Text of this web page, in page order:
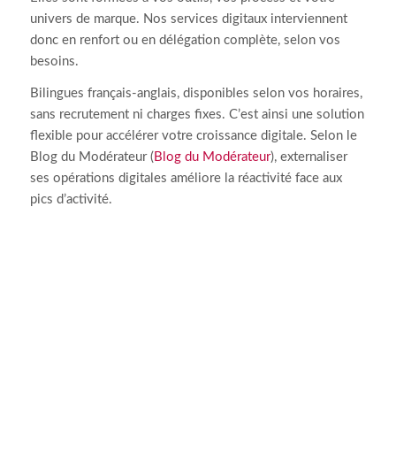
univers de marque. Nos services digitaux interviennent
donc en renfort ou en délégation complète, selon vos
besoins.
Bilingues français-anglais, disponibles selon vos horaires,
sans recrutement ni charges fixes. C’est ainsi une solution
flexible pour accélérer votre croissance digitale. Selon le
Blog du Modérateur ( Blog du Modérateur), externaliser
ses opérations digitales améliore la réactivité face aux
pics d’activité.